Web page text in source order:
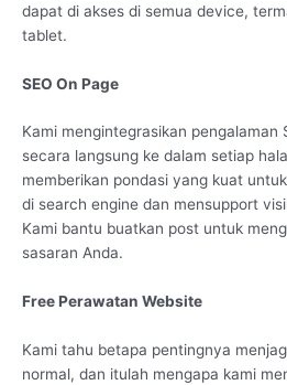
dapat di akses di semua device,
tablet.
SEO On Page
Kami mengintegrasikan pengalaman
secara langsung ke dalam setiap
memberikan pondasi yang kuat
di search engine dan mensupport
Kami bantu buatkan post untuk
sasaran Anda.
Free Perawatan Website
Kami tahu betapa pentingnya
normal, dan itulah mengapa kami